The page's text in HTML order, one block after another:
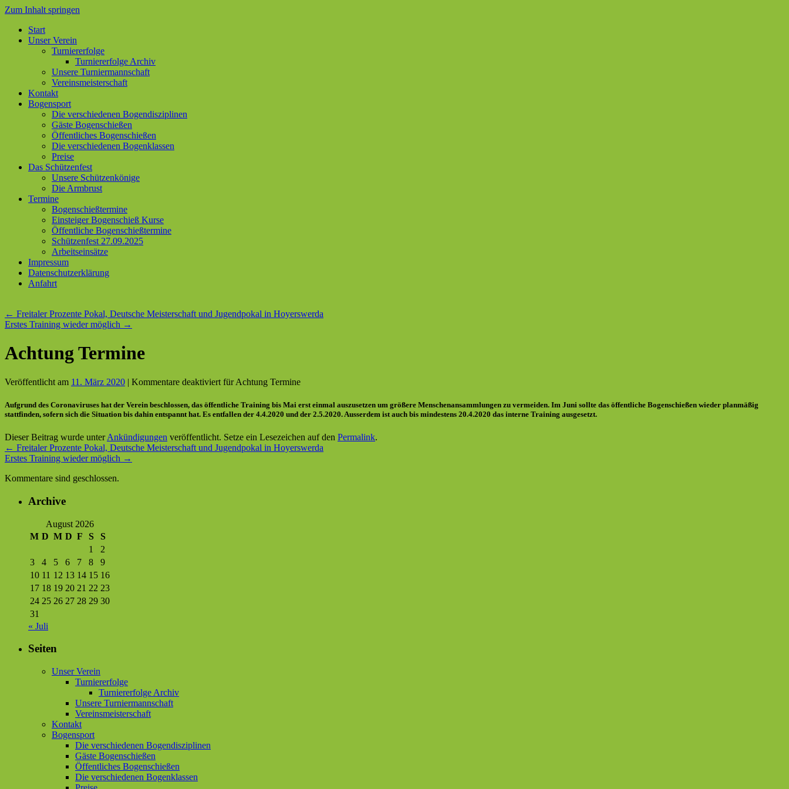
Zum Inhalt springen
Start
Unser Verein
Turniererfolge
Turniererfolge Archiv
Unsere Turniermannschaft
Vereinsmeisterschaft
Kontakt
Bogensport
Die verschiedenen Bogendisziplinen
Gäste Bogenschießen
Öffentliches Bogenschießen
Die verschiedenen Bogenklassen
Preise
Das Schützenfest
Unsere Schützenkönige
Die Armbrust
Termine
Bogenschießtermine
Einsteiger Bogenschieß Kurse
Öffentliche Bogenschießtermine
Schützenfest 27.09.2025
Arbeitseinsätze
Impressum
Datenschutzerklärung
Anfahrt
← Freitaler Prozente Pokal, Deutsche Meisterschaft und Jugendpokal in Hoyerswerda
Erstes Training wieder möglich →
Achtung Termine
Veröffentlicht am 11. März 2020 | Kommentare deaktiviert für Achtung Termine
Aufgrund des Coronaviruses hat der Verein beschlossen, das öffentliche Training bis Mai erst einmal auszusetzen um größere Menschenansammlungen zu vermeiden. Im Juni sollte das öffentliche Bogenschießen wieder planmäßig
stattfinden, sofern sich die Situation bis dahin entspannt hat. Es entfallen der 4.4.2020 und der 2.5.2020. Ausserdem ist auch bis mindestens 20.4.2020 das interne Training ausgesetzt.
Dieser Beitrag wurde unterAnkündigungen veröffentlicht. Setze ein Lesezeichen auf den Permalink.
← Freitaler Prozente Pokal, Deutsche Meisterschaft und Jugendpokal in Hoyerswerda
Erstes Training wieder möglich →
Kommentare sind geschlossen.
Archive
August 2026
M D M D F S
S
1
2
3
4 5 6 7 8
9
10 11 12 13 14 15 16
17 18 19 20 21 22 23
24 25 26 27 28 29 30
31
« Juli
Seiten
Unser Verein
Turniererfolge
Turniererfolge Archiv
Unsere Turniermannschaft
Vereinsmeisterschaft
Kontakt
Bogensport
Die verschiedenen Bogendisziplinen
Gäste Bogenschießen
Öffentliches Bogenschießen
Die verschiedenen Bogenklassen